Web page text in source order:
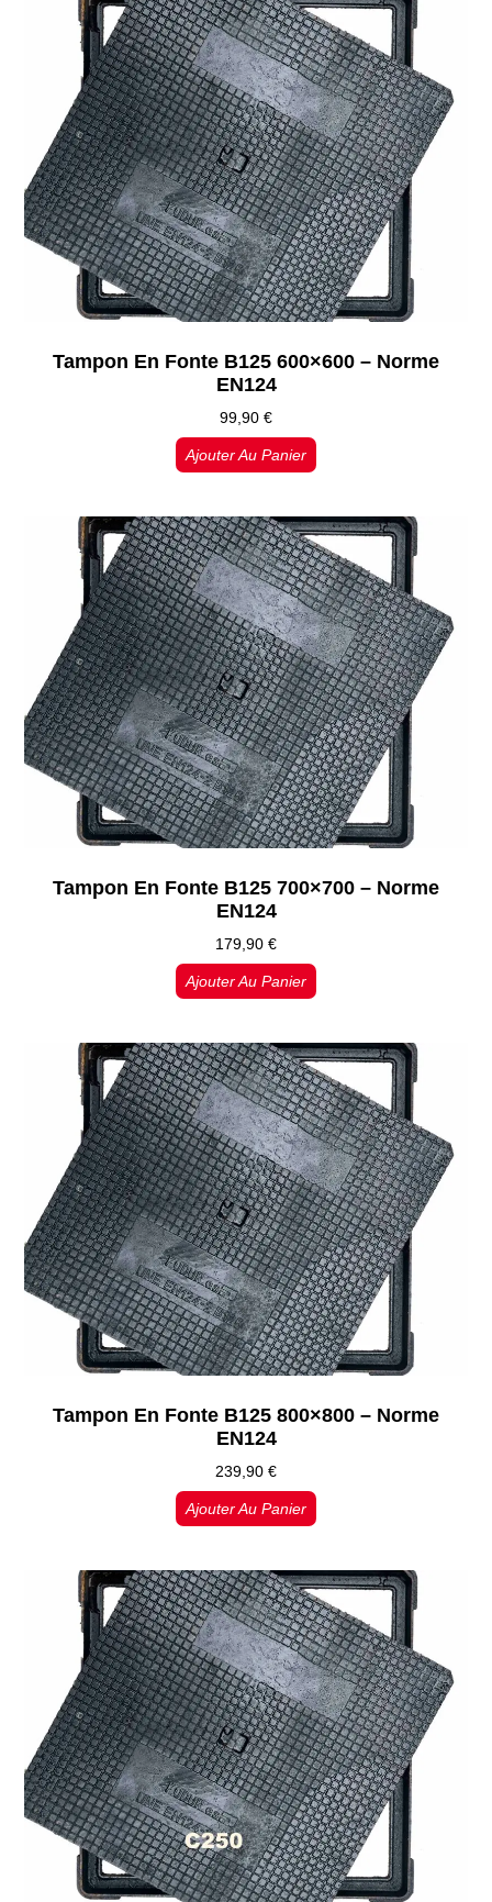
Tampon En Fonte B125 600×600 – Norme
EN124
99,90 €
Ajouter Au Panier
Tampon En Fonte B125 700×700 – Norme
EN124
179,90 €
Ajouter Au Panier
Tampon En Fonte B125 800×800 – Norme
EN124
239,90 €
Ajouter Au Panier